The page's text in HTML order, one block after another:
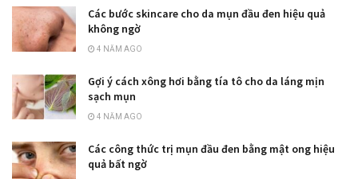
Các bước skincare cho da mụn đầu đen hiệu quả
không ngờ
4 NĂM AGO
Gợi ý cách xông hơi bằng tía tô cho da láng mịn
sạch mụn
4 NĂM AGO
Các công thức trị mụn đầu đen bằng mật ong hiệu
quả bất ngờ